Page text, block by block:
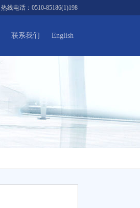
热线电话：0510-85186(1)198
联系我们 English